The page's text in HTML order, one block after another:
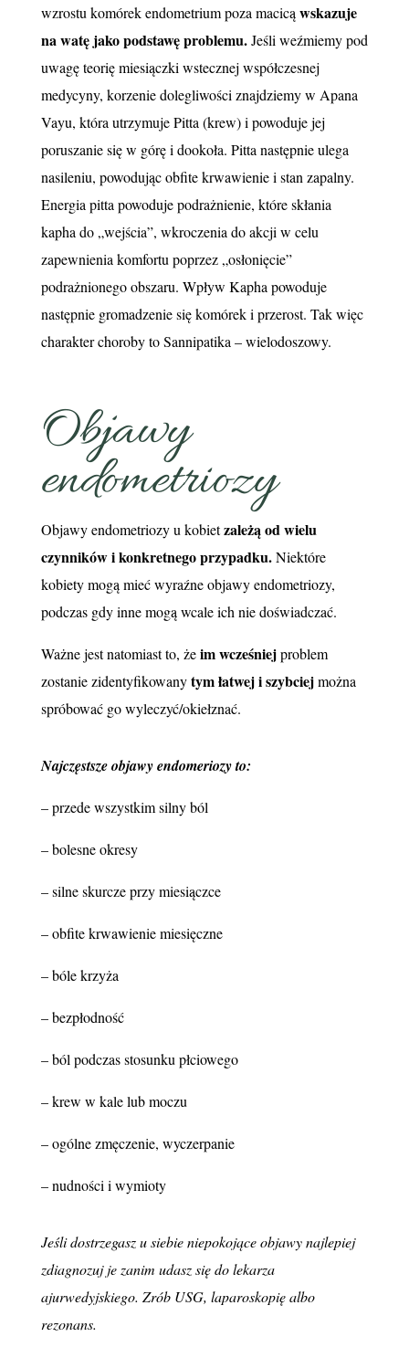
wzrostu komórek endometrium poza macicąwskazuje
na watę jako podstawę problemu.Jeśli weźmiemy pod
uwagę teorię miesiączki wstecznej współczesnej
medycyny, korzenie dolegliwości znajdziemy w Apana
Vayu, która utrzymuje Pitta (krew) i powoduje jej
poruszanie się w górę i dookoła. Pitta następnie ulega
nasileniu, powodując obfite krwawienie i stan zapalny.
Energia pitta powoduje podrażnienie, które skłania
kapha do „wejścia”, wkroczenia do akcji w celu
zapewnienia komfortu poprzez „osłonięcie”
podrażnionego obszaru. Wpływ Kapha powoduje
następnie gromadzenie się komórek i przerost. Tak więc
charakter choroby to Sannipatika – wielodoszowy.
Objawy
endometriozy
Objawy endometriozy u kobietzależą od wielu
czynników i konkretnego przypadku.Niektóre
kobiety mogą mieć wyraźne objawy endometriozy,
podczas gdy inne mogą wcale ich nie doświadczać.
Ważne jest natomiast to, żeim wcześniejproblem
zostanie zidentyfikowanytym łatwej i szybciejmożna
spróbować go wyleczyć/okiełznać.
Najczęstsze objawy endomeriozy to:
– przede wszystkim silny ból
– bolesne okresy
– silne skurcze przy miesiączce
– obfite krwawienie miesięczne
– bóle krzyża
– bezpłodność
– ból podczas stosunku płciowego
– krew w kale lub moczu
– ogólne zmęczenie, wyczerpanie
– nudności i wymioty
Jeśli dostrzegasz u siebie niepokojące objawy najlepiej
zdiagnozuj je zanim udasz się do lekarza
ajurwedyjskiego. Zrób USG, laparoskopię albo
rezonans.